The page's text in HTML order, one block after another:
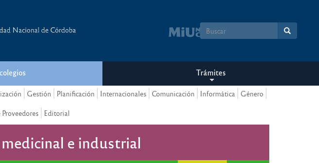
Formulario
búsqueda
Trámites
Gestión Planificación Internacionales Comunicación Informática Género
Proveedores Editorial
e industrial